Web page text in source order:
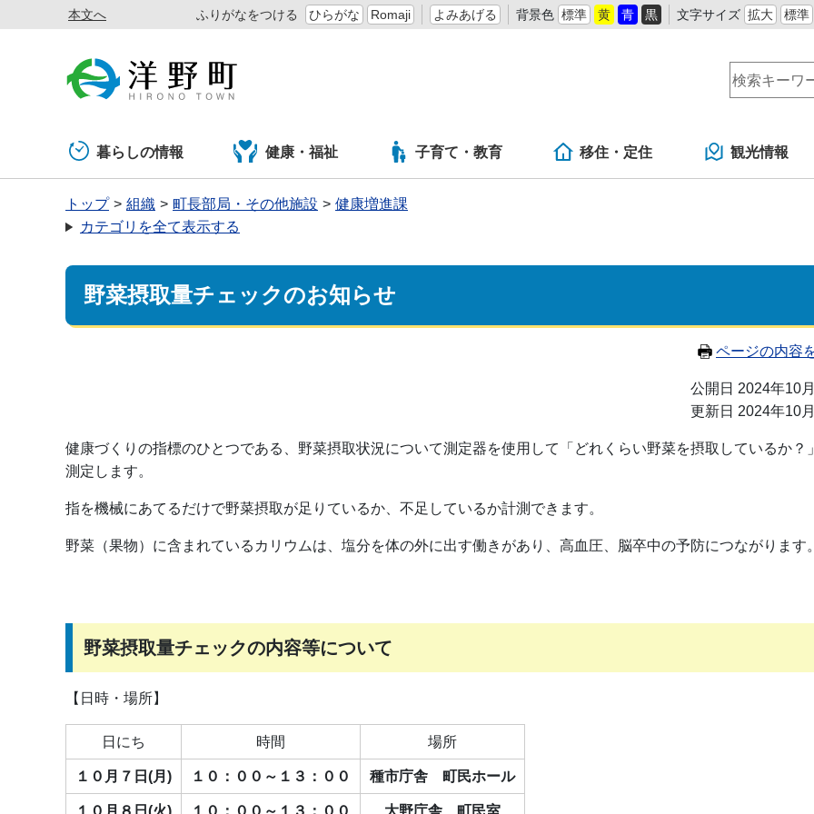
本文へ ふりがなをつける ひらがな Romaji よみあげる 背景色 標準 黄 青 黒 文字サイズ 拡大 標準
暮らしの情報 健康・福祉 子育て・教育 移住・定住 観光情報
トップ 組織 町長部局・その他施設
健康増進課
カテゴリを全て表示する
野菜摂取量チェックのお知らせ
ページの内容
公開日 2024年10
更新日 2024年10
健康づくりの指標のひとつである、野菜摂取状況について測定器を使用して「どれくらい野菜を摂取しているか？
測定します。
指を機械にあてるだけで野菜摂取が足りているか、不足しているか計測できます。
野菜（果物）に含まれているカリウムは、塩分を体の外に出す働きがあり、高血圧、脳卒中の予防につながります。
野菜摂取量チェックの内容等について
【日時・場所】
日にち 時間 場所
１０月７日(月) １０：００～１３：００ 種市庁舎 町民ホール
１０月８日(火) １０：００～１３：００ 大野庁舎 町民室